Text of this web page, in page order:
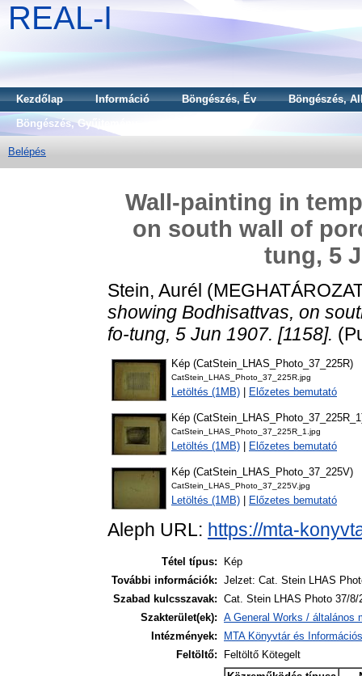
REAL-I
Kezdőlap Információ Böngészés, Év
Böngészés,
Böngészés, Gyűjtemény
Belépés
Wall-painting in
on south wall of
tung, 5
Stein, Aurél
showing Bodhisattvas, on
fo-tung, 5 Jun 1907. [1158].
Kép (CatStein_LHAS_Photo_37_225R)
CatStein_LHAS_Photo_37_225R.jpg
Letöltés (1MB) Előzetes bemutató
Kép
CatStein_LHAS_Photo_37_225R_1.jpg
Letöltés (1MB) Előzetes bemutató
Kép (CatStein_LHAS_Photo_37_225V)
CatStein_LHAS_Photo_37_225V.jpg
Letöltés (1MB) Előzetes bemutató
Aleph URL: https://mta-
Tétel típus:
Kép
További információk: Jelzet: Cat. Stein LHAS
Szabad kulcsszavak: Cat. Stein LHAS Photo 37/8/
Szakterület(ek): A General Works / általános
Intézmények:
MTA Könyvtár és
Feltöltő:
Feltöltő Kötegelt